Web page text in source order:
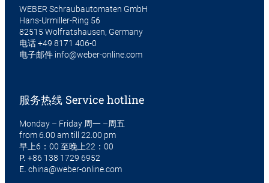
WEBER Schraubautomaten GmbH
Hans-Urmiller-Ring 56
82515 Wolfratshausen, Germany
电话 +49 8171 406-0
电子邮件 info@weber-online.com
服务热线 Service hotline
Monday – Friday 周一 –周五
from 6.00 am till 22.00 pm
早上6：00 至晚上22：00
P. +86 138 1729 6952
E. china@weber-online.com